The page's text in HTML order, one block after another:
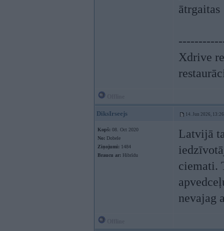
ātrgaitas
Xdrive
DiksIrseejs 14. Jun 2026, 13:26
Kopš: 08. Oct 2020
No: Dobele
Ziņojumi: 1484
Braucu ar: Hibrīdu
Latvijā
ciemati.
nevajag